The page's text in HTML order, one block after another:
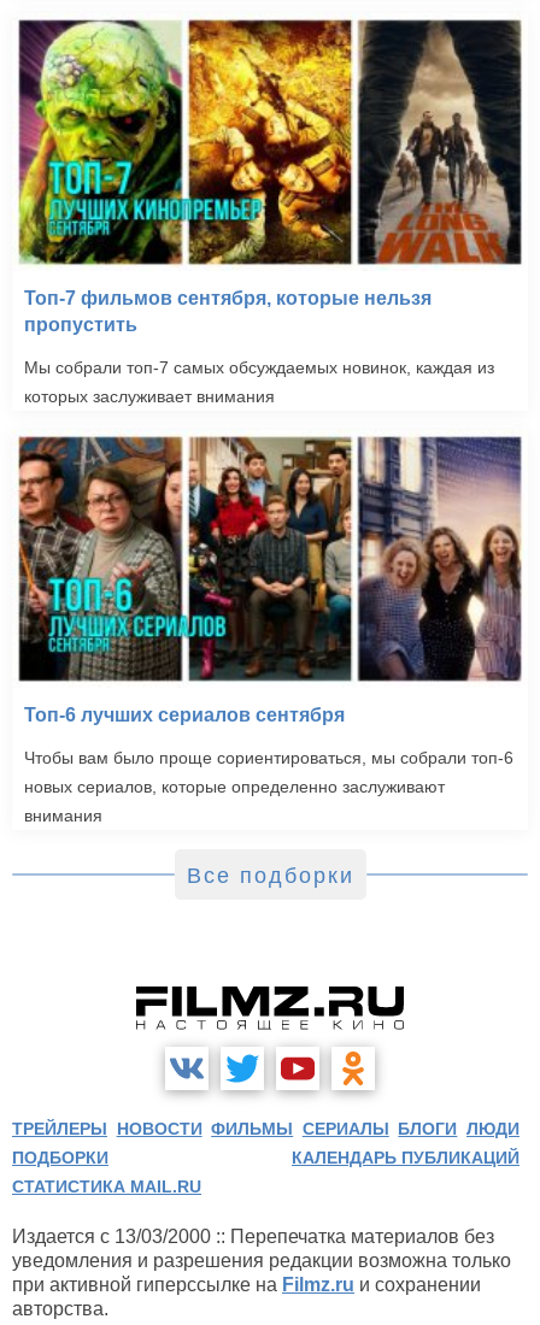
Топ-7 фильмов сентября, которые нельзя
пропустить
Мы собрали топ-7 самых обсуждаемых новинок, каждая из
которых заслуживает внимания
Топ-6 лучших сериалов сентября
Чтобы вам было проще сориентироваться, мы собрали топ-6
новых сериалов, которые определенно заслуживают
внимания
Все подборки
ТРЕЙЛЕРЫ НОВОСТИ ФИЛЬМЫ СЕРИАЛЫ БЛОГИ ЛЮДИ
ПОДБОРКИ
КАЛЕНДАРЬ ПУБЛИКАЦИЙ
СТАТИСТИКА MAIL.RU
Издается с 13/03/2000 :: Перепечатка материалов без
уведомления и разрешения редакции возможна только
при активной гиперссылке на Filmz.ru и сохранении
авторства.